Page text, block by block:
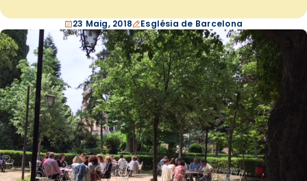
23 Maig, 2018 Església de Barcelona